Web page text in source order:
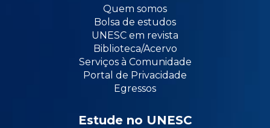
Quem somos
Bolsa de estudos
UNESC em revista
Biblioteca/Acervo
Serviços à Comunidade
Portal de Privacidade
Egressos
Estude no UNESC